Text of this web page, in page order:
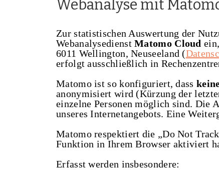
Webanalyse mit
Zur statistischen Auswertung der
WebanalysedienstMatomo Cloud
6011 Wellington, Neuseeland (
erfolgt ausschließlich in
Matomo ist so konfiguriert, dass
anonymisiert wird (Kürzung der
einzelne Personen möglich sind. Die
unseres Internetangebots. Eine
Matomo respektiert die „Do Not
Funktion in Ihrem Browser aktiviert
Erfasst werden insbesondere: